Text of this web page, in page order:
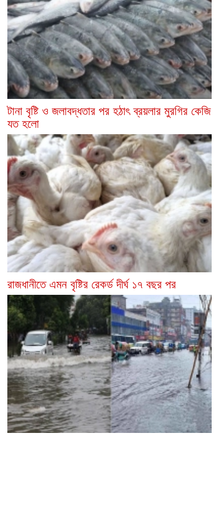
টানা বৃষ্টি ও জলাবদ্ধতার পর হঠাৎ ব্রয়লার মুরগির কেজি
যত হলো
রাজধানীতে এমন বৃষ্টির রেকর্ড দীর্ঘ ১৭ বছর পর